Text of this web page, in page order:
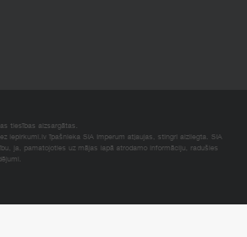
tiesības aizsargātas.
iepirkumi.lv īpašnieka SIA Imperum atļaujas, stingri aizliegta. SIA
ja, pamatojoties uz mājas lapā atrodamo informāciju, radušies